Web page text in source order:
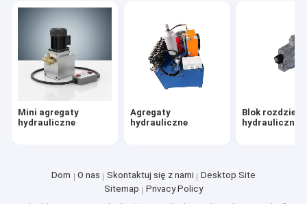
Mini agregaty
hydrauliczne
Agregaty
hydrauliczne
Blok
Dom O nas Skontaktuj się z nami
Desktop Site
Sitemap
Privacy Policy